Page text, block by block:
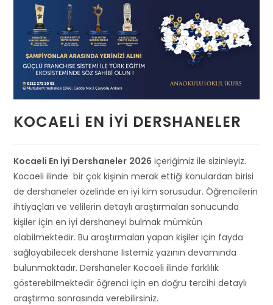
KOCAELI EN İYI DERSHANELER
Kocaeli En İyi Dershaneler 2026 içeriğimiz ile sizinleyiz.
Kocaeli ilinde bir çok kişinin merak ettiği konulardan birisi
de dershaneler özelinde en iyi kim sorusudur. Öğrencilerin
ihtiyaçları ve velilerin detaylı araştırmaları sonucunda
kişiler için en iyi dershaneyi bulmak mümkün
olabilmektedir. Bu araştırmaları yapan kişiler için fayda
sağlayabilecek dershane listemiz yazının devamında
bulunmaktadır. Dershaneler Kocaeli ilinde farklılık
gösterebilmektedir öğrenci için en doğru tercihi detaylı
araştırma sonrasında verebilirsiniz.